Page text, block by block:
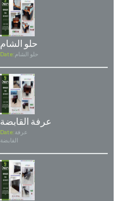
حلو الشام
Date: حلو الشام
عرفة القابضة
Date:عرفة
القابضة